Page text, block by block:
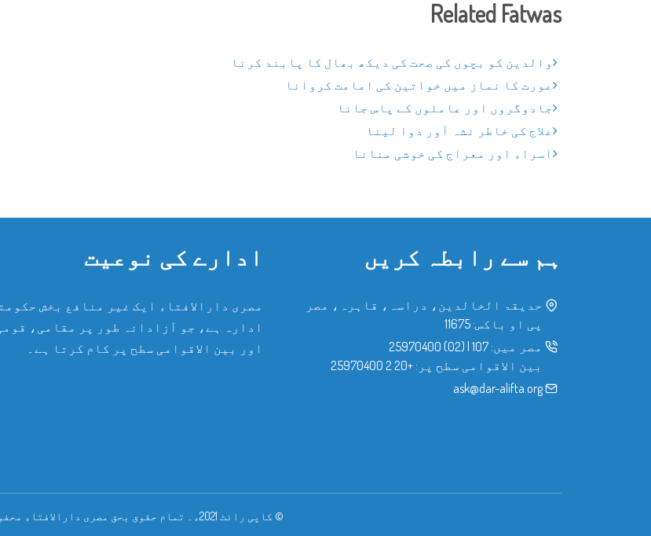
Related Fatwas
والدین کو بچوں کی صحت کی دیکھ بھال کا پابند کرنا
عورت کا نماز میں خواتین کی امامت کروانا
جادوگروں اور عاملوں کے پاس جانا
علاج کی خاطر نشہ آور دوا لینا
اسراء اور معراج کی خوشی منانا
ہم سے رابطہ کریں
حدیقۃ الخالدین، دراسہ، قاہرہ، مصر
پی او باکس: 11675
مصر میں: 107
(02) 25970400
بین الاقوامی سطح پر: +20 2 25970400
ask@dar-alifta.org
ادارے کی نوعیت
مصری دارالافتاء ایک غیر منافع بخش
ادارہ ہے، جو آزادانہ طور پر مقامی،
اور بین الاقوامی سطح پر کام کرتا ہے۔
© کاپی رائٹ 2021ء۔ تمام حقوق بحق مصری دارالافتاء محفوظ ہیں۔